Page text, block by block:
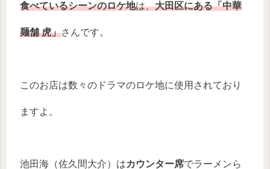
食べているシーンのロケ地は、大田区にある「中華
麺舗 虎」さんです。
このお店は数々のドラマのロケ地に使用されており
ますよ。
池田海（佐久間大介）はカウンター席でラーメンら